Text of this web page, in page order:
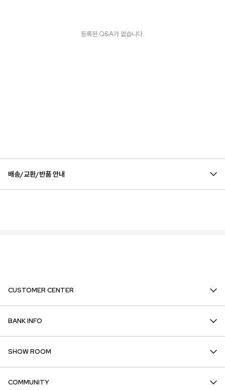
등록된 Q&A가 없습니다.
배송/교환/반품 안내
CUSTOMER CENTER
BANK INFO
SHOW ROOM
COMMUNITY